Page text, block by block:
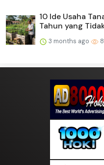
10 Ide Usaha
Tahun yang
3 months ago